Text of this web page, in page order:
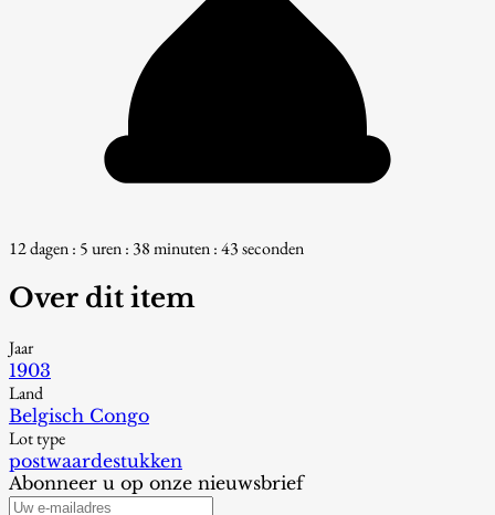
12 dagen : 5 uren : 38 minuten : 42 seconden
Over dit item
Jaar
1903
Land
Belgisch Congo
Lot type
postwaardestukken
Abonneer u op onze nieuwsbrief